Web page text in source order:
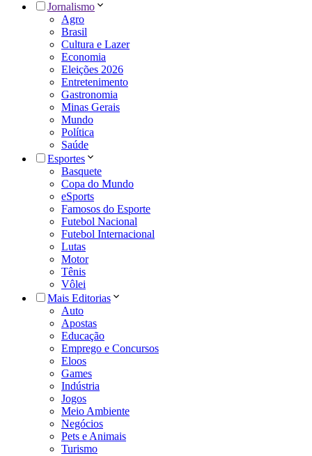
Jornalismo
Agro
Brasil
Cultura e Lazer
Economia
Eleições 2026
Entretenimento
Gastronomia
Minas Gerais
Mundo
Política
Saúde
Esportes
Basquete
Copa do Mundo
eSports
Famosos do Esporte
Futebol Nacional
Futebol Internacional
Lutas
Motor
Tênis
Vôlei
Mais Editorias
Auto
Apostas
Educação
Emprego e Concursos
Eloos
Games
Indústria
Jogos
Meio Ambiente
Negócios
Pets e Animais
Turismo